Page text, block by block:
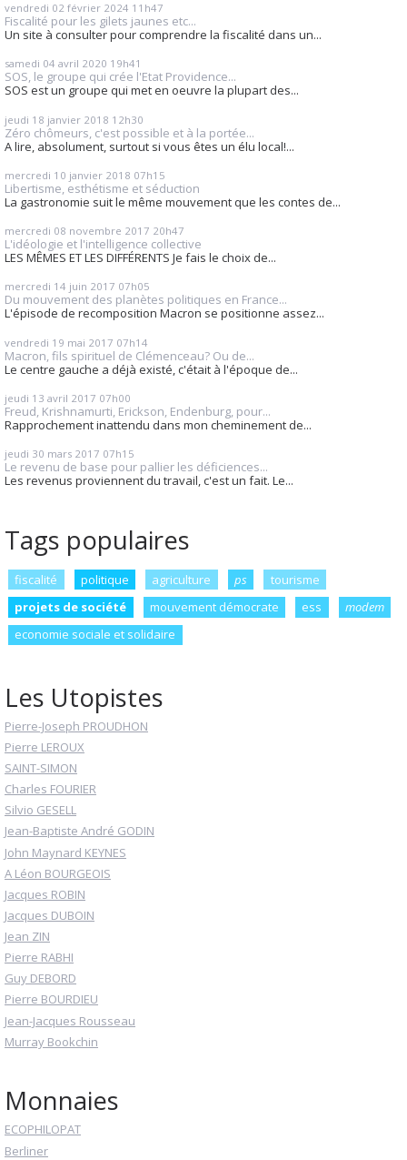
vendredi 02 février 2024 11h47
Fiscalité pour les gilets jaunes etc...
Un site à consulter pour comprendre la fiscalité dans un...
samedi 04 avril 2020 19h41
SOS, le groupe qui crée l'Etat Providence...
SOS est un groupe qui met en oeuvre la plupart des...
jeudi 18 janvier 2018 12h30
Zéro chômeurs, c'est possible et à la portée...
A lire, absolument, surtout si vous êtes un élu local!...
mercredi 10 janvier 2018 07h15
Libertisme, esthétisme et séduction
La gastronomie suit le même mouvement que les contes de...
mercredi 08 novembre 2017 20h47
L'idéologie et l'intelligence collective
LES MÊMES ET LES DIFFÉRENTS Je fais le choix de...
mercredi 14 juin 2017 07h05
Du mouvement des planètes politiques en France...
L'épisode de recomposition Macron se positionne assez...
vendredi 19 mai 2017 07h14
Macron, fils spirituel de Clémenceau? Ou de...
Le centre gauche a déjà existé, c'était à l'époque de...
jeudi 13 avril 2017 07h00
Freud, Krishnamurti, Erickson, Endenburg, pour...
Rapprochement inattendu dans mon cheminement de...
jeudi 30 mars 2017 07h15
Le revenu de base pour pallier les déficiences...
Les revenus proviennent du travail, c'est un fait. Le...
Tags populaires
fiscalité politique agriculture ps
tourisme
projets de société
mouvement démocrate ess
modem
economie sociale et solidaire
Les Utopistes
Pierre-Joseph PROUDHON
Pierre LEROUX
SAINT-SIMON
Charles FOURIER
Silvio GESELL
Jean-Baptiste André GODIN
John Maynard KEYNES
A Léon BOURGEOIS
Jacques ROBIN
Jacques DUBOIN
Jean ZIN
Pierre RABHI
Guy DEBORD
Pierre BOURDIEU
Jean-Jacques Rousseau
Murray Bookchin
Monnaies
ECOPHILOPAT
Berliner